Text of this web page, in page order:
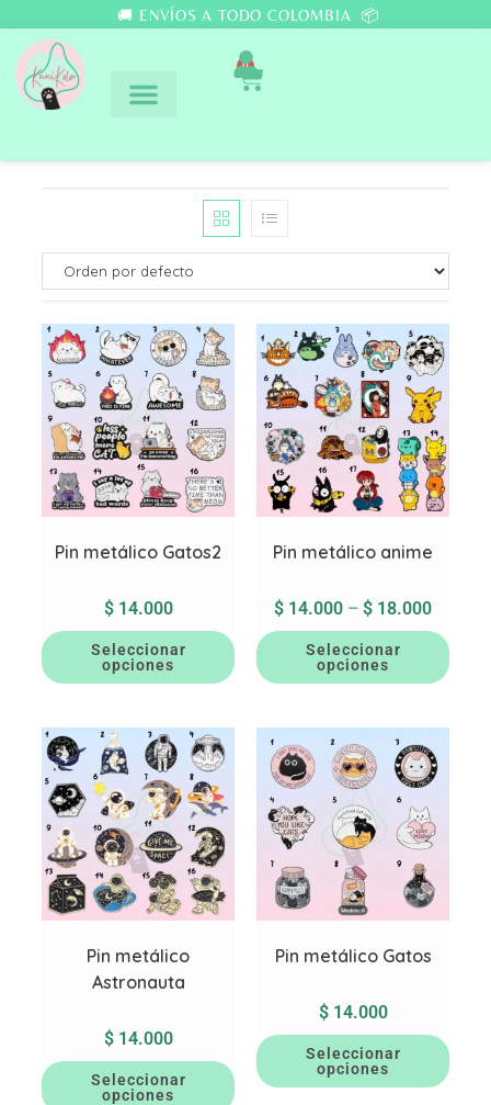
🚚 ENVÍOS A TODO COLOMBIA 📦
0
Pin metálico Gatos2
$14.000
Seleccionar
opciones
Pin metálico anime
$ 14.000 – $ 18.000
Seleccionar
opciones
Pin metálico
Astronauta
$14.000
Seleccionar
opciones
Pin metálico Gatos
$14.000
Seleccionar
opciones